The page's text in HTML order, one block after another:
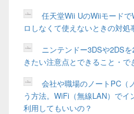
任天堂Wii UのWiiモード
ロしなくて使えないときの対処
ニンテンドー3DSや2DS
きたい注意点とできること・で
会社や職場のノートPC（
う方法。WiFi（無線LAN）で
利用してもいいの？